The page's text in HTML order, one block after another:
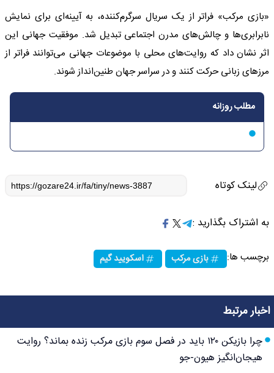
«بازی مرکب» فراتر از یک سریال سرگرم‌کننده، به آیینه‌ای برای نمایش
نابرابری‌ها و چالش‌های مدرن اجتماعی تبدیل شد. موفقیت جهانی این
اثر نشان داد که روایت‌های محلی با موضوعات جهانی می‌توانند فراتر از
مرزهای زبانی حرکت کنند و در سراسر جهان طنین‌انداز شوند.
مطلب روزانه
لینک کوتاه
به اشتراک بگذارید :
برچسب ها: بازی مرکب اسکویید گیم
اخبار مرتبط
چرا بازیکن ۱۲۰ باید در فصل سوم بازی مرکب زنده بماند؟ روایت
هیجان‌انگیز هیون-جو